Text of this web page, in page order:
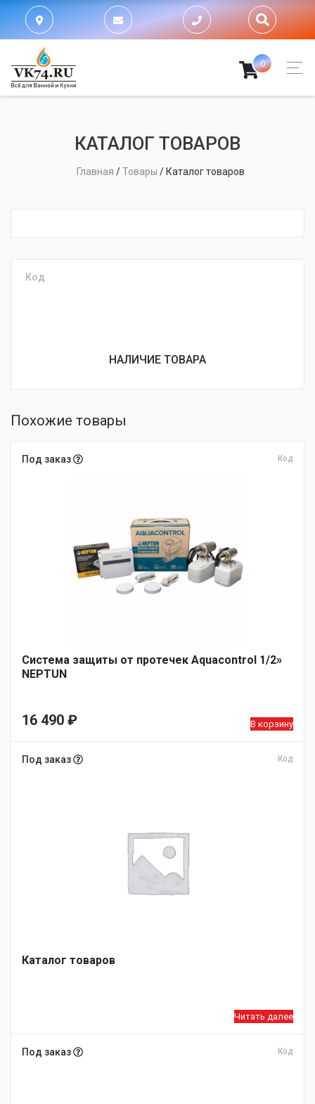
0
КАТАЛОГ ТОВАРОВ
Главная /Товары / Каталог товаров
Код
НАЛИЧИЕ ТОВАРА
Похожие товары
Под заказ Код
Система защиты от протечек Aquacontrol 1/2»
NEPTUN
16 490 ₽ В корзину
Под заказ Код
Каталог товаров
Читать далее
Под заказ Код